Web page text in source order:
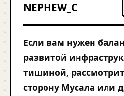
NEPHEW_C
Если вам нужен
развитой
тишиной,
сторону Мусала или